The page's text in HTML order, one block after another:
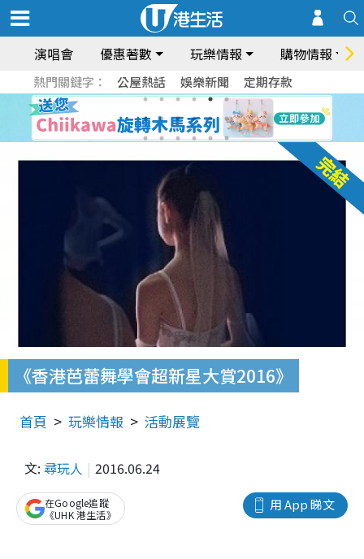
演唱會 優惠著數 玩樂情報 購物情報
熱門關鍵字： 公屋熱話 娛樂新聞 定期存款
《香港芭蕾舞學會超新星大賞2016》
首頁 玩樂情報 活動展覽
文: 尋玩人 2016.06.24
用 App 睇文
在Google追蹤
《UHK 港生活》